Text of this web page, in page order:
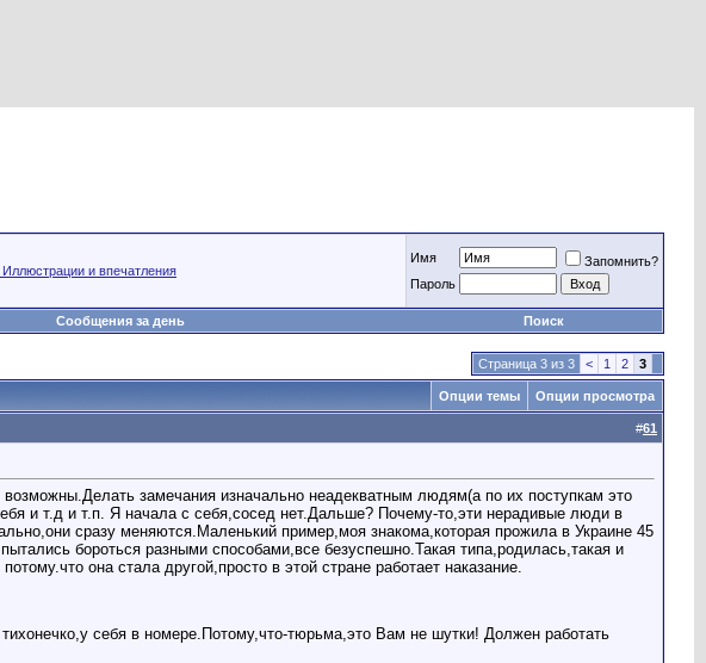
и впечатления
Имя
Запомнить?
Пароль
Сообщения за день Поиск
Страница 3 из 3 < 1 2 3
Опции темы Опции просмотра
#61
замечания изначально неадекватным людям(а по их поступкам это
и т.д и т.п. Я начала с себя,сосед нет.Дальше? Почему-то,эти нерадивые люди в
сразу меняются.Маленький пример,моя знакома,которая прожила в Украине 45
бороться разными способами,все безуспешно.Такая типа,родилась,такая и
она стала другой,просто в этой стране работает наказание.
себя в номере.Потому,что-тюрьма,это Вам не шутки! Должен работать